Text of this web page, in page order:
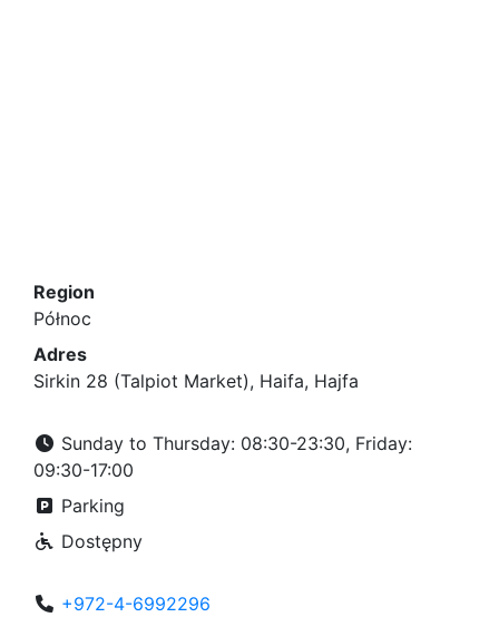
Region
Północ
Adres
Sirkin 28 (Talpiot Market), Haifa, Hajfa
Sunday to Thursday: 08:30-23:30, Friday:
09:30-17:00
Parking
Dostępny
+972-4-6992296